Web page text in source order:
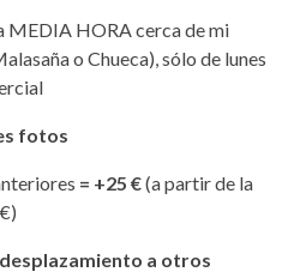
MEDIA HORA cerca de mi
o Chueca), sólo de lunes
fotos
= +25 €(a partir de la
a otros